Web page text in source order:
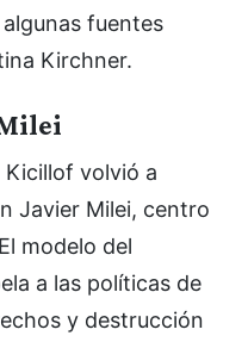
fuentes
Kirchner.
Kicillof volvió a
Javier Milei, centro
modelo del
a las políticas de
y destrucción